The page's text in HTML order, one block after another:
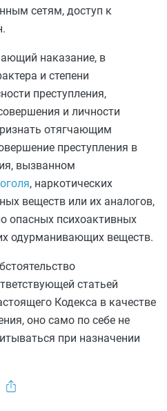
сетям, доступ к
наказание, в
и степени
преступления,
и личности
отягчающим
преступления в
вызванном
, наркотических
веществ или их аналогов,
опасных психоактивных
одурманивающих веществ.
статьей
Кодекса в качестве
оно само по себе не
при назначении